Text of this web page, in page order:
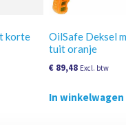
korte
OilSafe Deksel
tuit oranje
€89,48 Excl. btw
In winkelwagen